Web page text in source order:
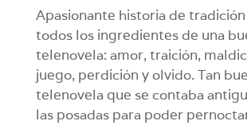
Apasionante historia de
todos los ingredientes de una
telenovela: amor, traición,
juego, perdición y olvido. Tan
telenovela que se contaba
las posadas para poder